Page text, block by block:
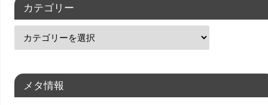
カテゴリー
メタ情報